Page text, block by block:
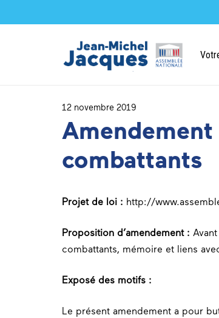
12 novembre 2019
combattants
Projet de loi : http://
Proposition d’amendement :
combattants, mémoire et liens
Exposé des motifs :
Le présent amendement a pour